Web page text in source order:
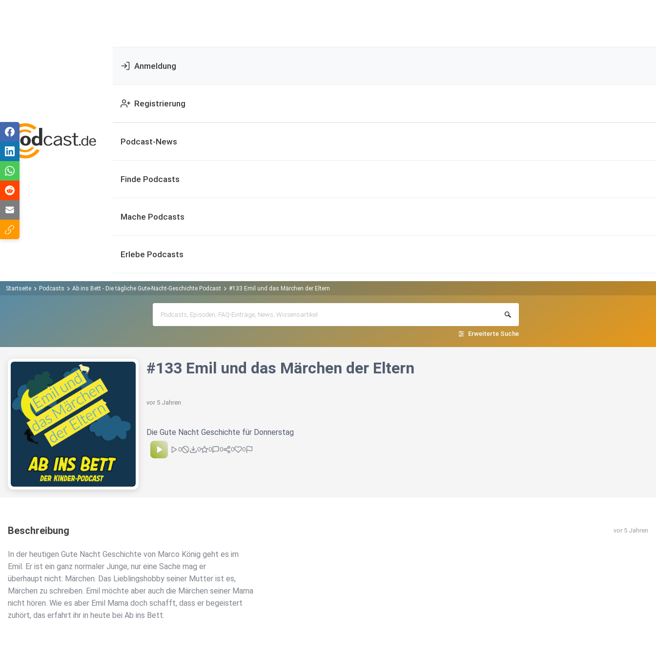
Anmeldung
Registrierung
Podcast-News
Finde Podcasts
Mache Podcasts
Erlebe Podcasts
Startseite Podcasts Ab ins Bett - Die tägliche Gute-Nacht-Geschichte Podcast #133 Emil und das Märchen der Eltern
Erweiterte Suche
#133 Emil und das Märchen der Eltern
vor 5 Jahren
Die Gute Nacht Geschichte für Donnerstag
0 0 0 0 0 0
Beschreibung vor 5 Jahren
In der heutigen Gute Nacht Geschichte von Marco König geht es im
Emil. Er ist ein ganz normaler Junge, nur eine Sache mag er
überhaupt nicht: Märchen. Das Lieblingshobby seiner Mutter ist es,
Märchen zu schreiben. Emil möchte aber auch die Märchen seiner Mama
nicht hören. Wie es aber Emil Mama doch schafft, dass er begeistert
zuhört, das erfahrt ihr in heute bei Ab ins Bett.